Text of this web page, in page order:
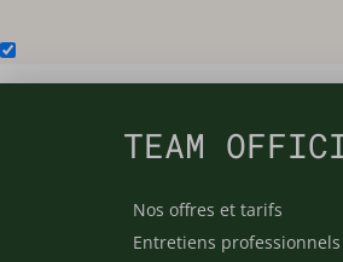
TEAM
Nos offres et tarifs
Entretiens professionnels